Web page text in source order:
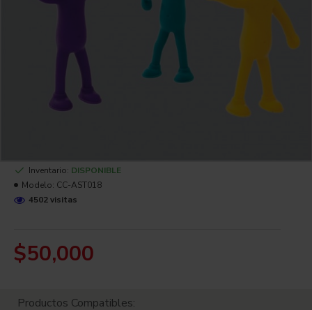
$50,000
Inventario: DISPONIBLE
Modelo: CC-AST018
4502 visitas
Productos Compatibles: